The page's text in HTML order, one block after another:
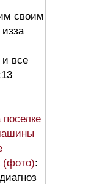
своим
и все
(фото):